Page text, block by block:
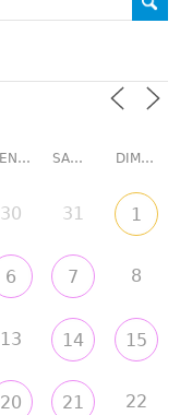
VENDREDI SAMEDI DIMANCHE
30 31 1
6 7 8
13 14 15
20 21 22